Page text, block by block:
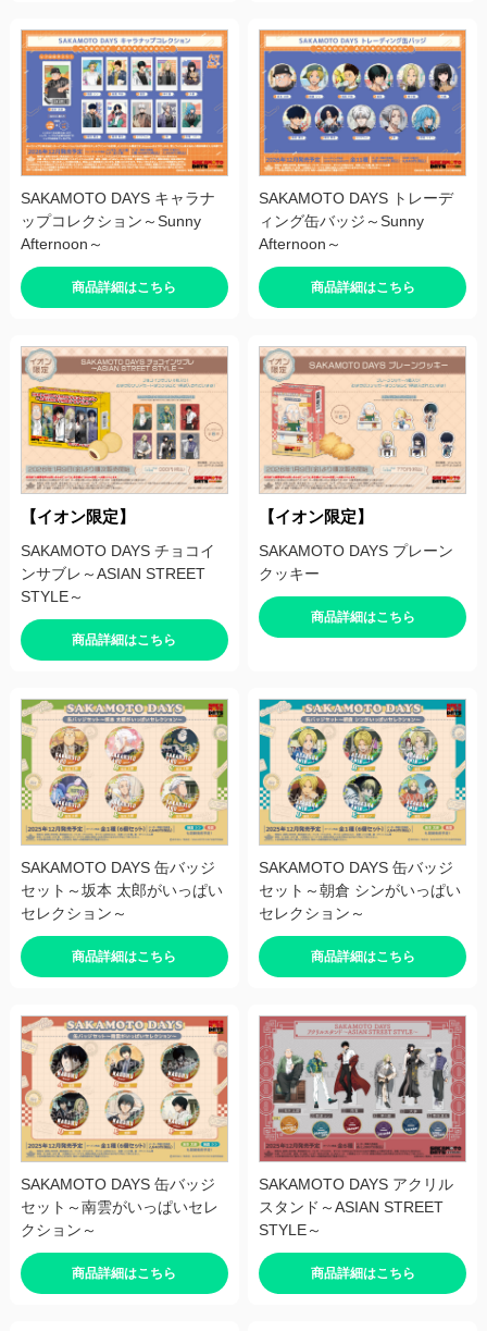
SAKAMOTO DAYS キャラナ
ップコレクション～Sunny
Afternoon～
商品詳細はこちら
SAKAMOTO DAYS トレーデ
ィング缶バッジ～Sunny
Afternoon～
商品詳細はこちら
【イオン限定】
SAKAMOTO DAYS チョコイ
ンサブレ～ASIAN STREET
STYLE～
商品詳細はこちら
【イオン限定】
SAKAMOTO DAYS プレーン
クッキー
商品詳細はこちら
SAKAMOTO DAYS 缶バッジ
セット～坂本 太郎がいっぱい
セレクション～
商品詳細はこちら
SAKAMOTO DAYS 缶バッジ
セット～朝倉 シンがいっぱい
セレクション～
商品詳細はこちら
SAKAMOTO DAYS 缶バッジ
セット～南雲がいっぱいセレ
クション～
商品詳細はこちら
SAKAMOTO DAYS アクリル
スタンド～ASIAN STREET
STYLE～
商品詳細はこちら